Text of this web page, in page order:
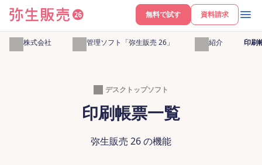
資料請求
無料で試す
弥生株式会社 販売管理ソフト「弥生販売 26」 機能紹介 印刷
デスクトップソフト
印刷帳票一覧
弥生販売 26 の機能